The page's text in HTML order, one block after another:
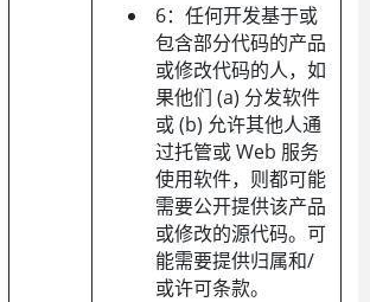
6：任何开发基于或
包含部分代码的产品
或修改代码的人，如
果他们 (a) 分发软件
或 (b) 允许其他人通
过托管或 Web 服务
使用软件，则都可能
需要公开提供该产品
或修改的源代码。可
能需要提供归属和/
或许可条款。